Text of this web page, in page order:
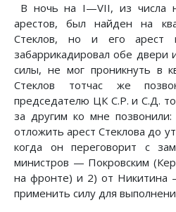
В ночь на I—VII, из числа
арестов, был найден на
Стеклов, но и его арест
забаррикадировал обе двери
силы, не мог проникнуть в
Стеклов тотчас же
председателю ЦК С.Р. и С.Д.
за другим ко мне
отложить арест Стеклова до
когда он переговорит с
министров — Покровским
на фронте) и 2) от Никитина
применить силу для